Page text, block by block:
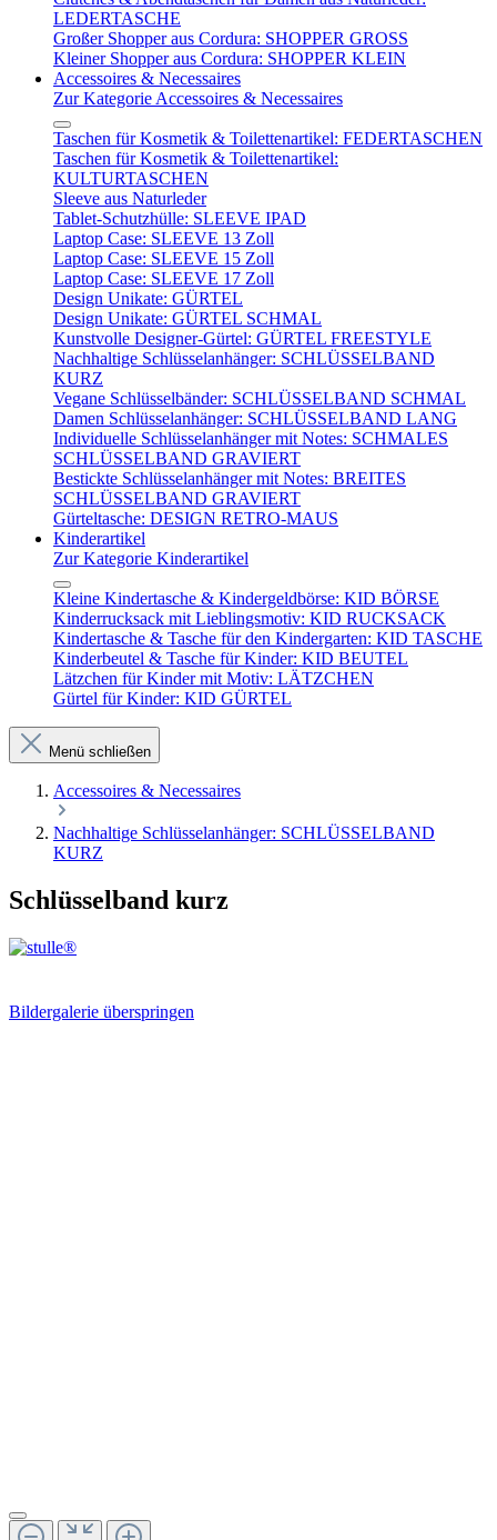
LEDERTASCHE
Großer Shopper aus Cordura: SHOPPER GROSS
Kleiner Shopper aus Cordura: SHOPPER KLEIN
Accessoires & Necessaires
Zur Kategorie Accessoires & Necessaires
Taschen für Kosmetik & Toilettenartikel: FEDERTASCHEN
Taschen für Kosmetik & Toilettenartikel:
KULTURTASCHEN
Sleeve aus Naturleder
Tablet-Schutzhülle: SLEEVE IPAD
Laptop Case: SLEEVE 13 Zoll
Laptop Case: SLEEVE 15 Zoll
Laptop Case: SLEEVE 17 Zoll
Design Unikate: GÜRTEL
Design Unikate: GÜRTEL SCHMAL
Kunstvolle Designer-Gürtel: GÜRTEL FREESTYLE
Nachhaltige Schlüsselanhänger: SCHLÜSSELBAND
KURZ
Vegane Schlüsselbänder: SCHLÜSSELBAND SCHMAL
Damen Schlüsselanhänger: SCHLÜSSELBAND LANG
Individuelle Schlüsselanhänger mit Notes: SCHMALES
SCHLÜSSELBAND GRAVIERT
Bestickte Schlüsselanhänger mit Notes: BREITES
SCHLÜSSELBAND GRAVIERT
Gürteltasche: DESIGN RETRO-MAUS
Kinderartikel
Zur Kategorie Kinderartikel
Kleine Kindertasche & Kindergeldbörse: KID BÖRSE
Kinderrucksack mit Lieblingsmotiv: KID RUCKSACK
Kindertasche & Tasche für den Kindergarten: KID TASCHE
Kinderbeutel & Tasche für Kinder: KID BEUTEL
Lätzchen für Kinder mit Motiv: LÄTZCHEN
Gürtel für Kinder: KID GÜRTEL
Menü schließen
Accessoires & Necessaires
Nachhaltige Schlüsselanhänger: SCHLÜSSELBAND
KURZ
Schlüsselband kurz
Bildergalerie überspringen